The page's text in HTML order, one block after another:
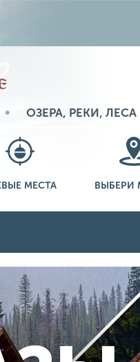
ОЗЕРА, РЕКИ, ЛЕСА
МЕСТА ВЫБЕРИ